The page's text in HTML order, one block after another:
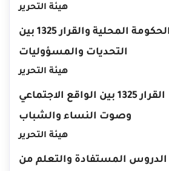
هيئة التحرير
الحكومة المحلية والقرار 1325 بين
التحديات والمسؤوليات
هيئة التحرير
القرار 1325 بين الواقع الاجتماعي
وصوت النساء والشباب
هيئة التحرير
الدروس المستفادة والتعلم من